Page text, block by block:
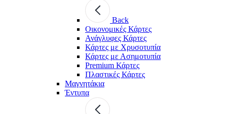
Back
Οικονομικές Κάρτες
Ανάγλυφες Κάρτες
Κάρτες με Χρυσοτυπία
Κάρτες με Ασημοτυπία
Premium Κάρτες
Πλαστικές Κάρτες
Μαγνητάκια
Έντυπα